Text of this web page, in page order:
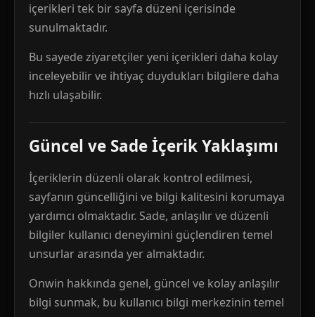
içerikleri tek bir sayfa düzeni içerisinde
sunulmaktadır.
Bu sayede ziyaretçiler yeni içerikleri daha kolay
inceleyebilir ve ihtiyaç duydukları bilgilere daha
hızlı ulaşabilir.
Güncel ve Sade İçerik Yaklaşımı
İçeriklerin düzenli olarak kontrol edilmesi,
sayfanın güncelliğini ve bilgi kalitesini korumaya
yardımcı olmaktadır. Sade, anlaşılır ve düzenli
bilgiler kullanıcı deneyimini güçlendiren temel
unsurlar arasında yer almaktadır.
Onwin hakkında genel, güncel ve kolay anlaşılır
bilgi sunmak, bu kullanıcı bilgi merkezinin temel